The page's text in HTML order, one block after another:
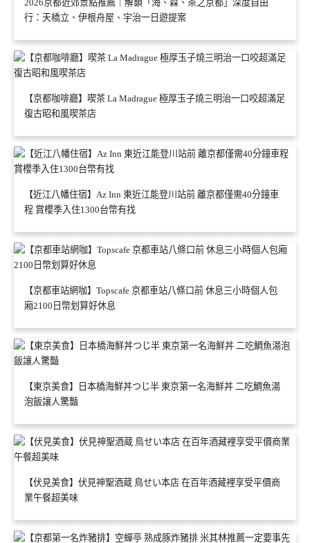
2026京都近郊景點推薦｜解鎖「海、森、茶之京都」深度自由
行：天橋立、伊根舟屋、宇治一日遊提案
【京都咖啡廳】喫茶 La Madrague 極厚玉子燒三明治一口咬超滿足
復古昭和風喫茶店
【近江八幡住宿】Az Inn 東近江能登川站前 離京都僅需40分鐘車
程 賞櫻季入住1300台幣有找
【京都車站網咖】Topscafe 京都車站八條口前 休息三小時個人包
廂2100日幣划算好休息
【東京美食】日本橋海鮮丼つじ半 東京第一名海鮮丼 二吃鯛魚湯
泡飯讓人驚豔
【伏見美食】伏見神聖酒蔵 鳥せい本店 在百年酒藏裡享受平價商
業午餐超美味